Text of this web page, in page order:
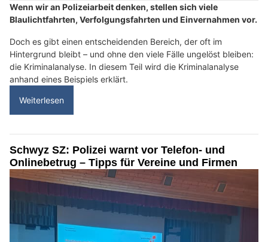
Wenn wir an Polizeiarbeit denken, stellen sich viele
Blaulichtfahrten, Verfolgungsfahrten und Einvernahmen vor.
Doch es gibt einen entscheidenden Bereich, der oft im
Hintergrund bleibt – und ohne den viele Fälle ungelöst bleiben:
die Kriminalanalyse. In diesem Teil wird die Kriminalanalyse
anhand eines Beispiels erklärt.
Weiterlesen
Schwyz SZ: Polizei warnt vor Telefon- und
Onlinebetrug – Tipps für Vereine und Firmen